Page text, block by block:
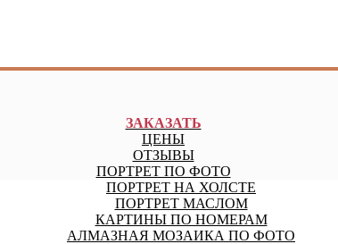
ЗАКАЗАТЬ
ЦЕНЫ
ОТЗЫВЫ
ПОРТРЕТ ПО ФОТО
ПОРТРЕТ НА ХОЛСТЕ
ПОРТРЕТ МАСЛОМ
КАРТИНЫ ПО НОМЕРАМ
АЛМАЗНАЯ МОЗАИКА ПО ФОТО